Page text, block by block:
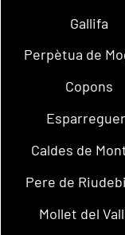
Gallifa
Perpètua de
Copons
Caldes de
Pere de
Mollet del